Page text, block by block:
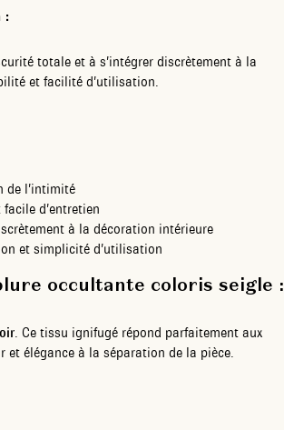
:
totale et à s’intégrer discrètement à la
et facilité d’utilisation.
de l’intimité
d’entretien
à la décoration intérieure
et simplicité d’utilisation
occultante coloris seigle :
. Ce tissu ignifugé répond parfaitement aux
élégance à la séparation de la pièce.